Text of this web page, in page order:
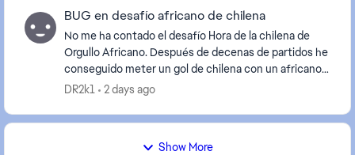
BUG en desafío africano de chilena
No me ha contado el desafío Hora de la chilena de
Orgullo Africano. Después de decenas de partidos he
conseguido meter un gol de chilena con un africano
con un equipo de 6 de África mínimo en partido...
DR2k1 2 days ago
Show More